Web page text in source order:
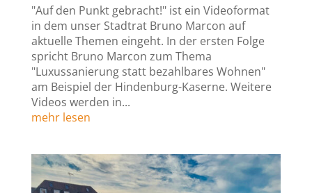
"Auf den Punkt gebracht!" ist ein Videoformat
in dem unser Stadtrat Bruno Marcon auf
aktuelle Themen eingeht. In der ersten Folge
spricht Bruno Marcon zum Thema
"Luxussanierung statt bezahlbares Wohnen"
am Beispiel der Hindenburg-Kaserne. Weitere
Videos werden in...
mehr lesen